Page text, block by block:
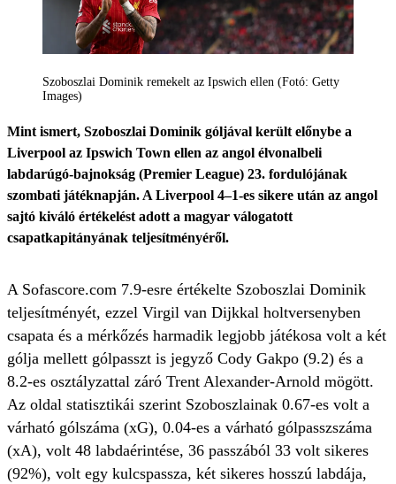
Szoboszlai Dominik remekelt az Ipswich ellen (Fotó: Getty
Images)
Mint ismert, Szoboszlai Dominik góljával került előnybe a
Liverpool az Ipswich Town ellen az angol élvonalbeli
labdarúgó-bajnokság (Premier League) 23. fordulójának
szombati játéknapján. A Liverpool 4–1-es sikere után az angol
sajtó kiváló értékelést adott a magyar válogatott
csapatkapitányának teljesítményéről.
A Sofascore.com 7.9-esre értékelte Szoboszlai Dominik
teljesítményét, ezzel Virgil van Dijkkal holtversenyben
csapata és a mérkőzés harmadik legjobb játékosa volt a két
gólja mellett gólpasszt is jegyző Cody Gakpo (9.2) és a
8.2-es osztályzattal záró Trent Alexander-Arnold mögött.
Az oldal statisztikái szerint Szoboszlainak 0.67-es volt a
várható gólszáma (xG), 0.04-es a várható gólpasszszáma
(xA), volt 48 labdaérintése, 36 passzából 33 volt sikeres
(92%), volt egy kulcspassza, két sikeres hosszú labdája,